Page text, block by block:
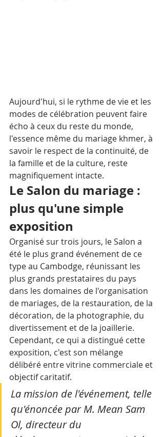
Aujourd'hui, si le rythme de vie et les
modes de célébration peuvent faire
écho à ceux du reste du monde,
l'essence même du mariage khmer, à
savoir le respect de la continuité, de
la famille et de la culture, reste
magnifiquement intacte.
Le Salon du mariage :
plus qu'une simple
exposition
Organisé sur trois jours, le Salon a
été le plus grand événement de ce
type au Cambodge, réunissant les
plus grands prestataires du pays
dans les domaines de l'organisation
de mariages, de la restauration, de la
décoration, de la photographie, du
divertissement et de la joaillerie.
Cependant, ce qui a distingué cette
exposition, c'est son mélange
délibéré entre vitrine commerciale et
objectif caritatif.
La mission de l'événement, telle
qu'énoncée par M. Mean Sam
Ol, directeur du